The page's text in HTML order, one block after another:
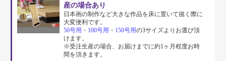
産の場合あり
日本画の制作など大きな作品を床に置いて描く際に
大変便利です。
50号用 ・ 100号用 ・ 150号用の3サイズよりお選び頂
けます。
※受注生産の場合、お届けまでに約1ヶ月程度お時
間を頂きます。